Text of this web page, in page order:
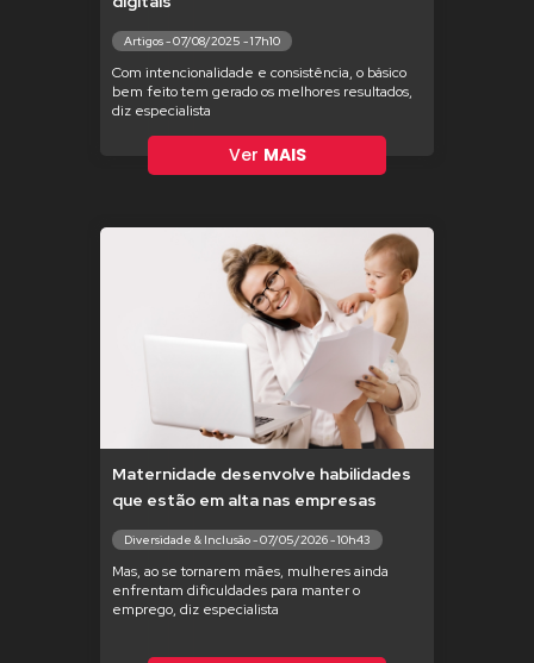
Artigos - 07/08/2025 - 17h10
Com intencionalidade e consistência, o básico
bem feito tem gerado os melhores resultados,
diz especialista
Ver MAIS
Maternidade desenvolve habilidades
que estão em alta nas empresas
Diversidade & Inclusão - 07/05/2026 - 10h43
Mas, ao se tornarem mães, mulheres ainda
enfrentam dificuldades para manter o
emprego, diz especialista